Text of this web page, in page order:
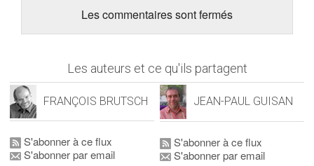
Les commentaires sont fermés
Les auteurs et ce qu'ils partagent
FRANÇOIS BRUTSCH
S'abonner à ce flux
S'abonner par email
JEAN-PAUL GUISAN
S'abonner à ce flux
S'abonner par email